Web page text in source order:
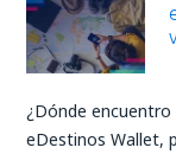
¿Dónde
eDestinos Wallet,